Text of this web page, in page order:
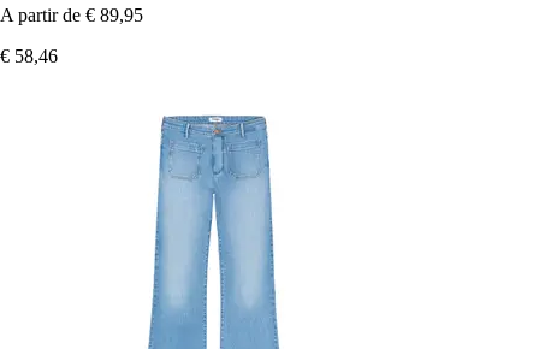
A partir de € 89,95
€ 58,46